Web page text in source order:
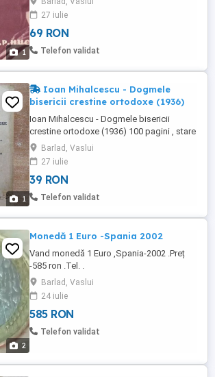
1
Fundatia culturala regala Regele Mihai I ] ,
250 pagini , stare buna , pret 69 lei , livrare
posta sau curier
27 iulie
69 RON
Telefon validat
1
Ioan Mihalcescu - Dogmele
bisericii crestine ortodoxe (1936)
Ioan Mihalcescu - Dogmele bisericii
crestine ortodoxe (1936) 100 pagini , stare
buna coperta fata putin patata si cu mai
multe semnaturi , pret 39 lei , livrare posta
sau curier
Barlad, Vaslui
27 iulie
39 RON
Telefon validat
2
Monedă 1 Euro -Spania 2002
Vand monedă 1 Euro ,Spania-2002 .Preț
-585 ron .Tel. .
Barlad, Vaslui
24 iulie
585 RON
Telefon validat